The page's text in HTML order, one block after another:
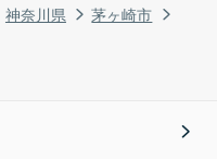
神奈川県
茅ヶ崎市